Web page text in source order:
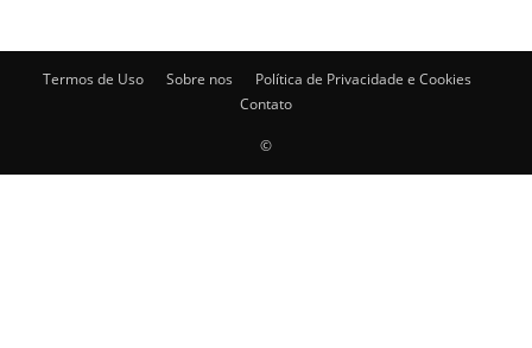
Termos de Uso Sobre nos
Política de Privacidade e Cookies
Contato
©